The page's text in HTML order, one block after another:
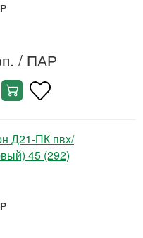
/ ПАР
Д21-ПК пвх/
45 (292)